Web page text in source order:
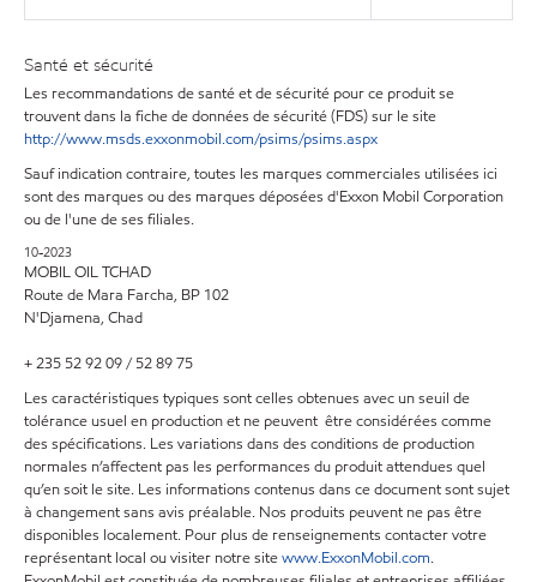
Santé et sécurité
Les recommandations de santé et de sécurité pour ce produit se
trouvent dans la fiche de données de sécurité (FDS) sur le site
http://www.msds.exxonmobil.com/psims/psims.aspx
Sauf indication contraire, toutes les marques commerciales utilisées ici
sont des marques ou des marques déposées d'Exxon Mobil Corporation
ou de l'une de ses filiales.
10-2023
MOBIL OIL TCHAD
Route de Mara Farcha, BP 102
N'Djamena, Chad
+ 235 52 92 09 / 52 89 75
Les caractéristiques typiques sont celles obtenues avec un seuil de
tolérance usuel en production et ne peuvent être considérées comme
des spécifications. Les variations dans des conditions de production
normales n’affectent pas les performances du produit attendues quel
qu’en soit le site. Les informations contenus dans ce document sont sujet
à changement sans avis préalable. Nos produits peuvent ne pas être
disponibles localement. Pour plus de renseignements contacter votre
représentant local ou visiter notre sitewww.ExxonMobil.com.